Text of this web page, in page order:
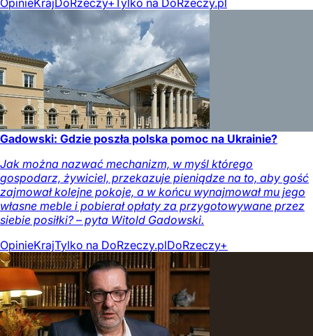
OpinieKrajDoRzeczy+Tylko na DoRzeczy.pl
Gadowski: Gdzie poszła polska pomoc na Ukrainie?
Jak można nazwać mechanizm, w myśl którego
gospodarz, żywiciel, przekazuje pieniądze na to, aby gość
zajmował kolejne pokoje, a w końcu wynajmował mu jego
własne meble i pobierał opłaty za przygotowywane przez
siebie posiłki? – pyta Witold Gadowski.
OpinieKrajTylko na DoRzeczy.plDoRzeczy+